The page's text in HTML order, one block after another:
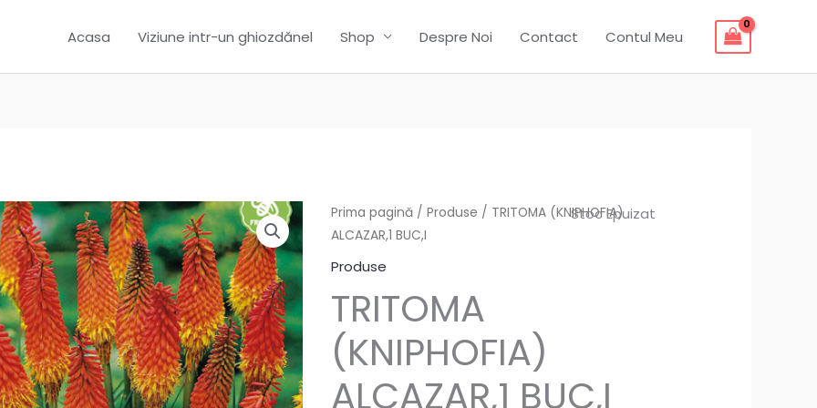
Acasa Viziune intr-un ghiozdănel Shop Despre Noi Contact Contul Meu
Stoc Epuizat
Prima pagină /Produse / TRITOMA (KNIPHOFIA)
ALCAZAR,1 BUC,I
Produse
TRITOMA
(KNIPHOFIA)
ALCAZAR,1 BUC,I